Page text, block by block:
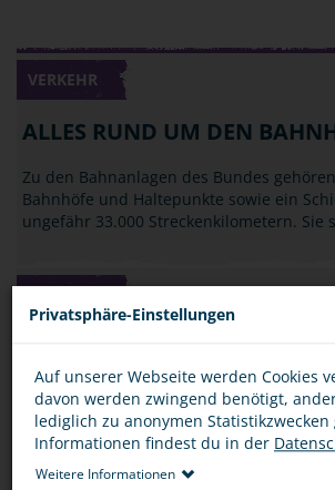
VERKEHR
ALLES RUND UM DEN
Zu den Bahnanlagen des Bundes
Bahnhöfe und Haltepunkte sowie ein
ungefähr 33.000 Streckenkilometern. Sie
Für Auto- und Radfahrer ist der Griff zum
der Fahrt verboten (§ 23 Abs.1a StVO),
Fußgänger, Inliner oder Skater usw. ist…
Privatsphäre-Einstellungen
Auf unserer Webseite werden Cookies
davon werden zwingend benötigt,
lediglich zu anonymen
Informationen findest du in der
Weitere Informationen